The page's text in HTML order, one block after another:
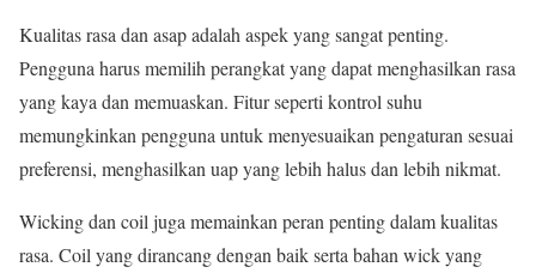
Kualitas rasa dan asap adalah aspek yang sangat penting.
Pengguna harus memilih perangkat yang dapat menghasilkan rasa
yang kaya dan memuaskan. Fitur seperti kontrol suhu
memungkinkan pengguna untuk menyesuaikan pengaturan sesuai
preferensi, menghasilkan uap yang lebih halus dan lebih nikmat.
Wicking dan coil juga memainkan peran penting dalam kualitas
rasa. Coil yang dirancang dengan baik serta bahan wick yang